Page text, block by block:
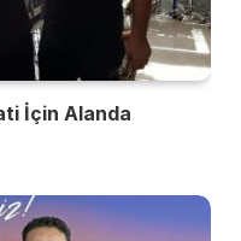
İçin Alanda